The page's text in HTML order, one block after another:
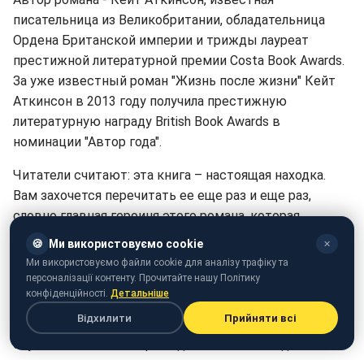
писательница из Великобритании, обладательница
Ордена Британской империи и трижды лауреат
престижной литературной премии Costa Book Awards.
За уже известный роман "Жизнь после жизни" Кейт
Аткинсон в 2013 году получила престижную
литературную награду British Book Awards в
номинации "Автор года".
Читатели считают: эта книга – настоящая находка.
Вам захочется перечитать ее еще раз и еще раз,
словно главная героиня этого романа, которая
проживает свою жизнь снова и снова.
"Робинзон Крузо", Даниэль Дефо
Кто не знает эту знаменитую на весь мир книгу?
"Робинзон Крузо" - роман Даниэля Дефо, впервые
опубликованный в апреле далекого 1719 года и с тех
🍪 Ми використовуємо cookie ✕
Ми використовуємо файли cookie для аналізу трафіку та
персоналізації контенту. Прочитайте нашу Політику
конфіденційності. Детальніше
Відхилити Прийняти всі